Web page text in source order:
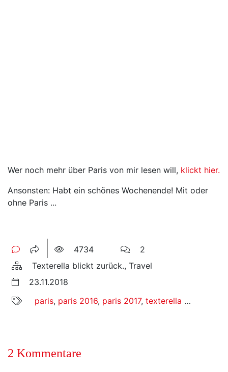
Wer noch mehr über Paris von mir lesen will, klickt hier.
Ansonsten: Habt ein schönes Wochenende! Mit oder
ohne Paris ...
4734
2
Texterella blickt zurück., Travel
23.11.2018
paris, paris 2016, paris 2017, texterella on tour
2 Kommentare